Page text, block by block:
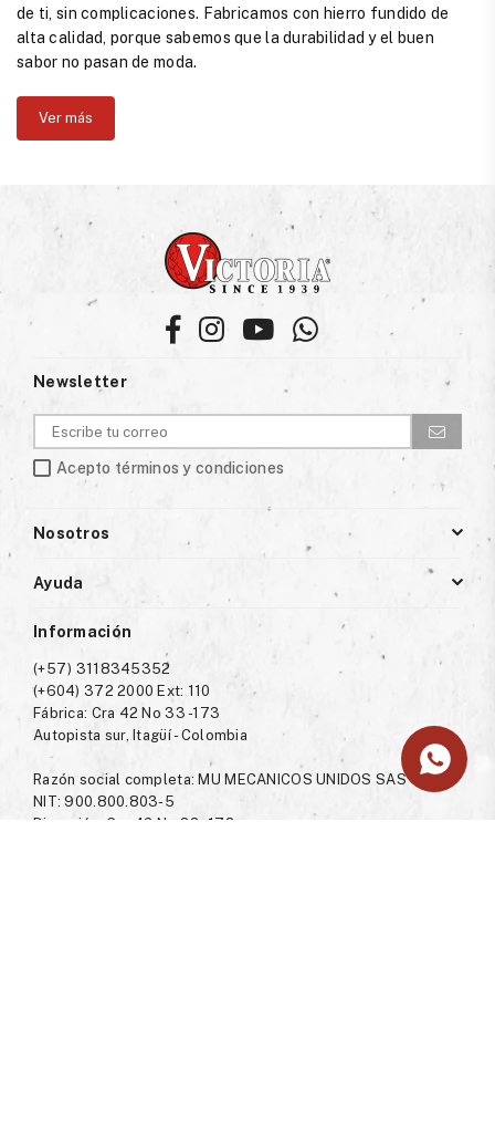
de ti, sin complicaciones. Fabricamos con hierro fundido de
alta calidad, porque sabemos que la durabilidad y el buen
sabor no pasan de moda.
Ver más
FacebookInstagramYouTubeWhatsapp
Newsletter
Acepto términos y condiciones
Nosotros
Ayuda
Información
(+57) 3118345352
(+604) 372 2000 Ext: 110
Fábrica: Cra 42 No 33 -173
Autopista sur, Itagüí - Colombia
Razón social completa: MU MECANICOS UNIDOS SAS
NIT: 900.800.803-5
Dirección: Cra 42 No 33 -173